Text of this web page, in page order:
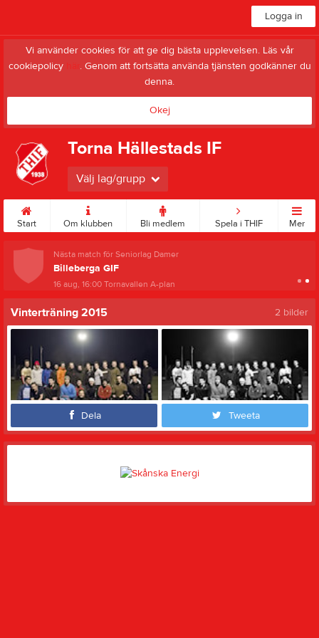
Logga in
Vi använder cookies för att ge dig bästa upplevelsen. Läs vår
cookiepolicy
. Genom att fortsätta använda tjänsten godkänner du
denna.
Okej
Torna Hällestads IF
Välj lag/grupp
Start Om klubben Bli medlem Spela i THIF Mer
Nästa match för Seniorlag Damer
Billeberga GIF
16 aug, 16:00Tornavallen A-plan
Vinterträning 2015 2 bilder
Dela Tweeta